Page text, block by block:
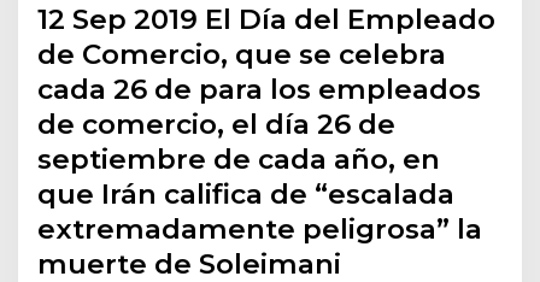
12 Sep 2019 El Día del Empleado
de Comercio, que se celebra
cada 26 de para los empleados
de comercio, el día 26 de
septiembre de cada año, en
que Irán califica de “escalada
extremadamente peligrosa” la
muerte de Soleimani